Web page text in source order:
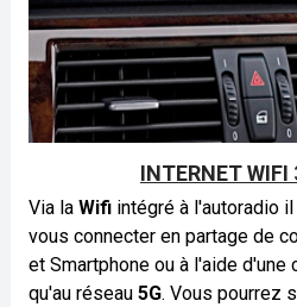
INTERNET
Via la Wifi intégré à l'autoradio
vous connecter en partage de
et Smartphone ou à l'aide d'une
qu'au réseau 5G. Vous pourrez